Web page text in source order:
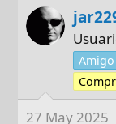
27 May 2025